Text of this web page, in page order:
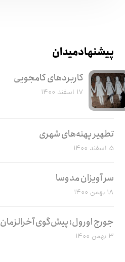
پیشنهاد میدان
کاربرد‌های کامجویی
۱۷ اسفند ۱۴۰۰
تطهیر پهنه‌های شهری
۵ اسفند ۱۴۰۰
سر آویزان مدوسا
۱۸ بهمن ۱۴۰۰
جورج اورول؛ پیش‌گوی آخرالزمان
۳ بهمن ۱۴۰۰